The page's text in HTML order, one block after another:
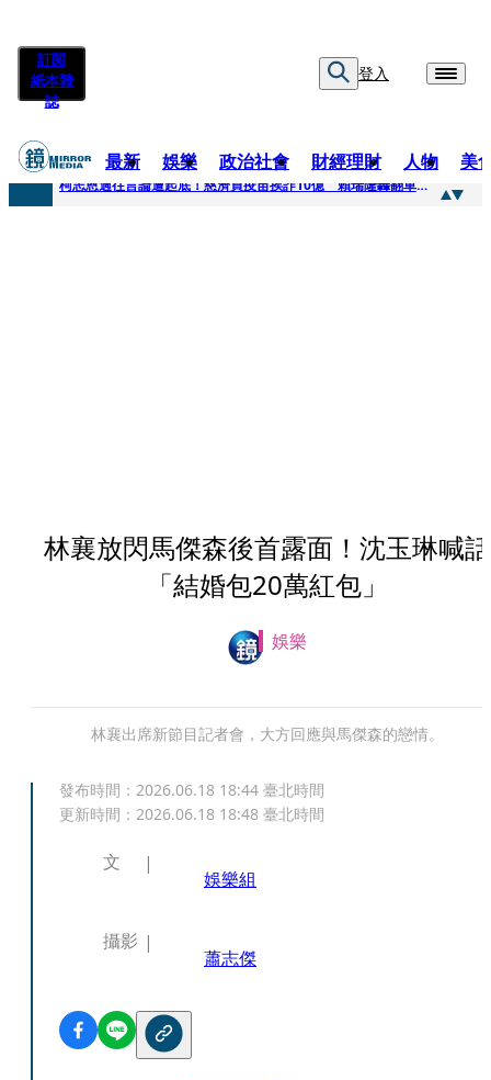
訂閱
紙本雜
誌
登入
最新 娛樂 政治社會 財經理財 人物 美
快訊
柯志恩過往言論遭起底！慈濟買疫苗挨詐10億 賴瑞隆轟翻車：應為當年錯誤道歉
林襄放閃馬傑森後首露面！沈玉琳喊話
「結婚包20萬紅包」
娛樂
林襄出席新節目記者會，大方回應與馬傑森的戀情。
發布時間： 2026.06.18 18:44 臺北時間
更新時間： 2026.06.18 18:48 臺北時間
文
娛樂組
攝影
蕭志傑